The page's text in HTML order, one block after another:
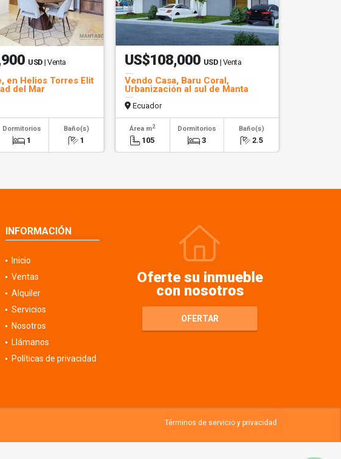
USD | Venta
en Helios Torres Elit
del Mar
Dormitorios
1
Baño(s)
1
US$108,000 USD | Venta
Vendo Casa, Baru Coral,
Urbanización al sul de Manta
Ecuador
Área m2
105
Dormitorios
3
Baño(s)
2.5
INFORMACIÓN
Inicio
Ventas
Alquiler
Servicios
Nosotros
Llámanos
Políticas de privacidad
Oferte su inmueble
con nosotros
OFERTAR
Términos de servicio y privacidad